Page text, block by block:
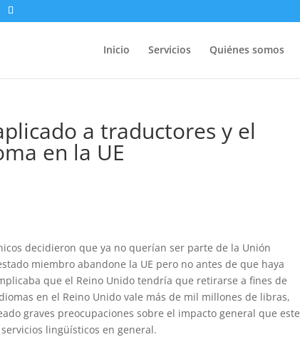
Inicio Servicios Quiénes somos
a traductores y el
en la UE
decidieron que ya no querían ser parte de la Unión
miembro abandone la UE pero no antes de que haya
que el Reino Unido tendría que retirarse a fines de
en el Reino Unido vale más de mil millones de libras,
graves preocupaciones sobre el impacto general que este
lingüísticos en general.